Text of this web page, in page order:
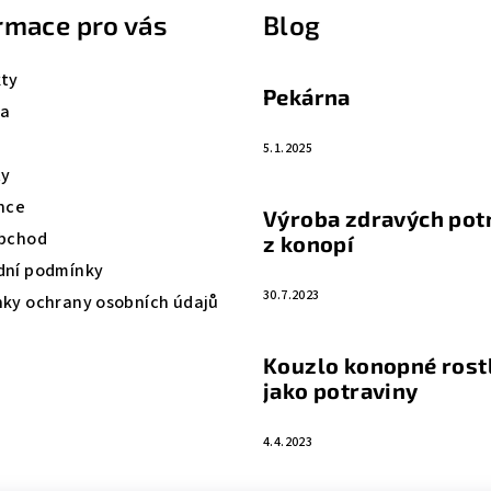
pro vás
podmínky
ochrany osobních údajů
Blog
Pekárna
5.1.2025
Výroba zdravých
z konopí
30.7.2023
Kouzlo konopné
jako potraviny
4.4.2023